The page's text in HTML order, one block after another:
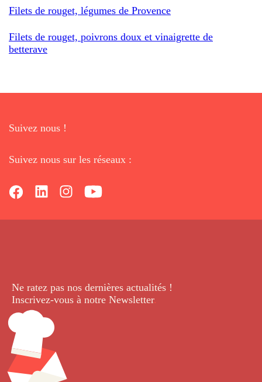
Filets de rouget, légumes de Provence
Filets de rouget, poivrons doux et vinaigrette de
betterave
Suivez nous !
Suivez nous sur les réseaux :
Ne ratez pas nos dernières actualités !
Inscrivez-vous à notre Newsletter.